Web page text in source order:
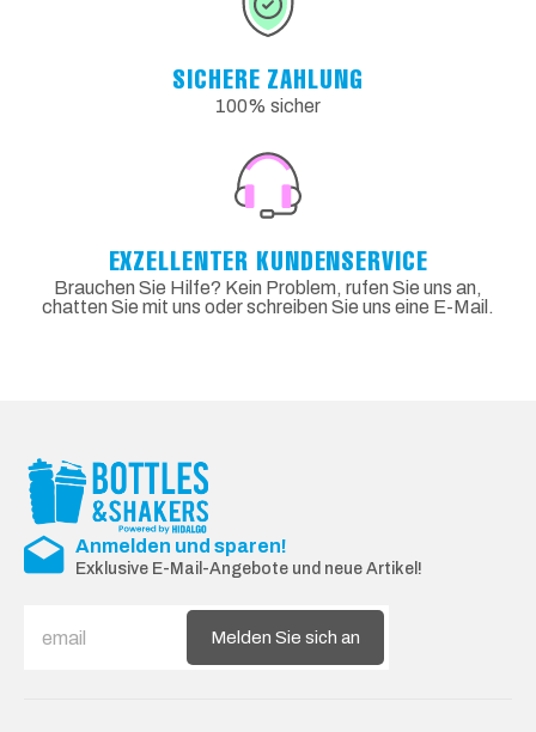
SICHERE ZAHLUNG
100% sicher
EXZELLENTER KUNDENSERVICE
Brauchen Sie Hilfe? Kein Problem, rufen Sie uns an,
chatten Sie mit uns oder schreiben Sie uns eine E-Mail.
Anmelden und sparen!
Exklusive E-Mail-Angebote und neue Artikel!
Melden Sie sich an